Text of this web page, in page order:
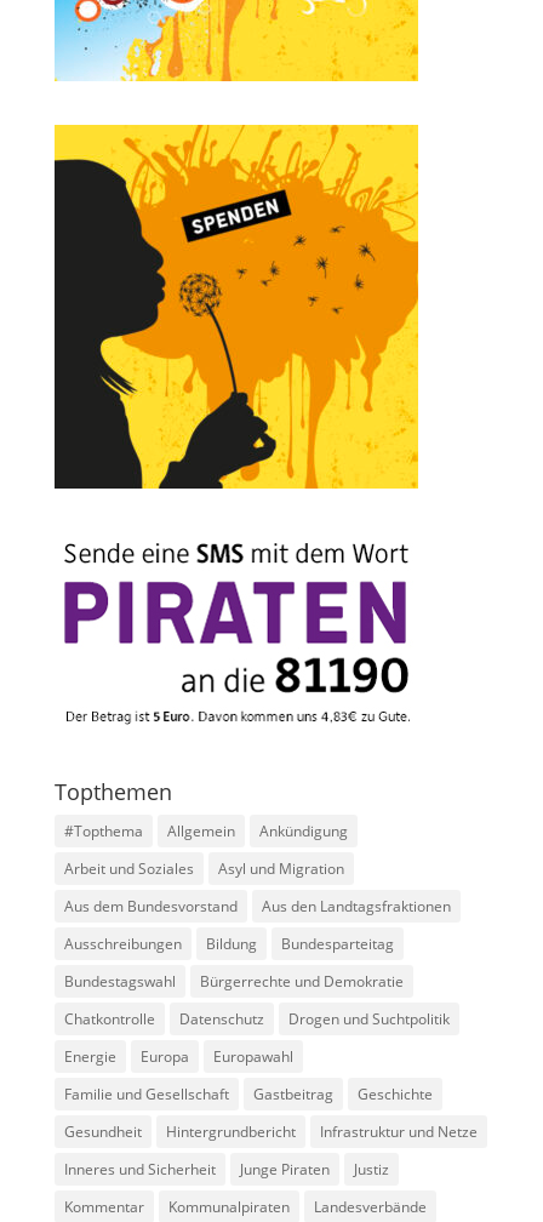
Topthemen
#Topthema Allgemein
Ankündigung
Arbeit und Soziales
Asyl und Migration
Aus dem Bundesvorstand
Aus den Landtagsfraktionen
Ausschreibungen
Bildung
Bundesparteitag
Bundestagswahl
Bürgerrechte und Demokratie
Chatkontrolle
Datenschutz
Drogen und Suchtpolitik
Energie
Europa
Europawahl
Familie und Gesellschaft
Gastbeitrag
Geschichte
Gesundheit
Hintergrundbericht
Infrastruktur und Netze
Inneres und Sicherheit
Junge Piraten
Justiz
Kommentar
Kommunalpiraten
Landesverbände